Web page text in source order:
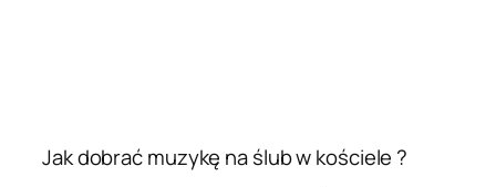
Jak dobrać muzykę na ślub w kościele ?